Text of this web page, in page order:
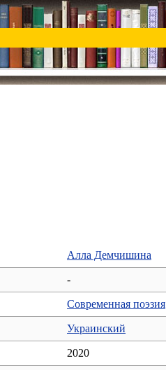
Алла Демчишина
-
Современная поэзия
Украинский
2020